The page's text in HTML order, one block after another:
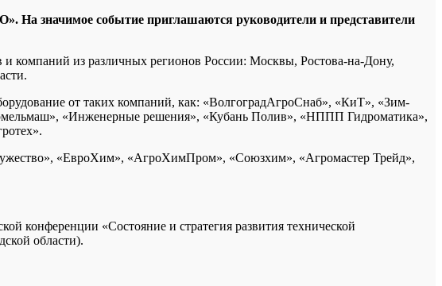
На значимое событие приглашаются руководители и представители
и компаний из различных регионов России: Москвы, Ростова-на-Дону,
от таких компаний, как: «ВолгоградАгроСнаб», «КиТ», «Зим-
«Инженерные решения», «Кубань Полив», «НППП Гидроматика»,
«ЕвроХим», «АгроХимПром», «Союзхим», «Агромастер Трейд»,
конференции «Состояние и стратегия развития технической
области).